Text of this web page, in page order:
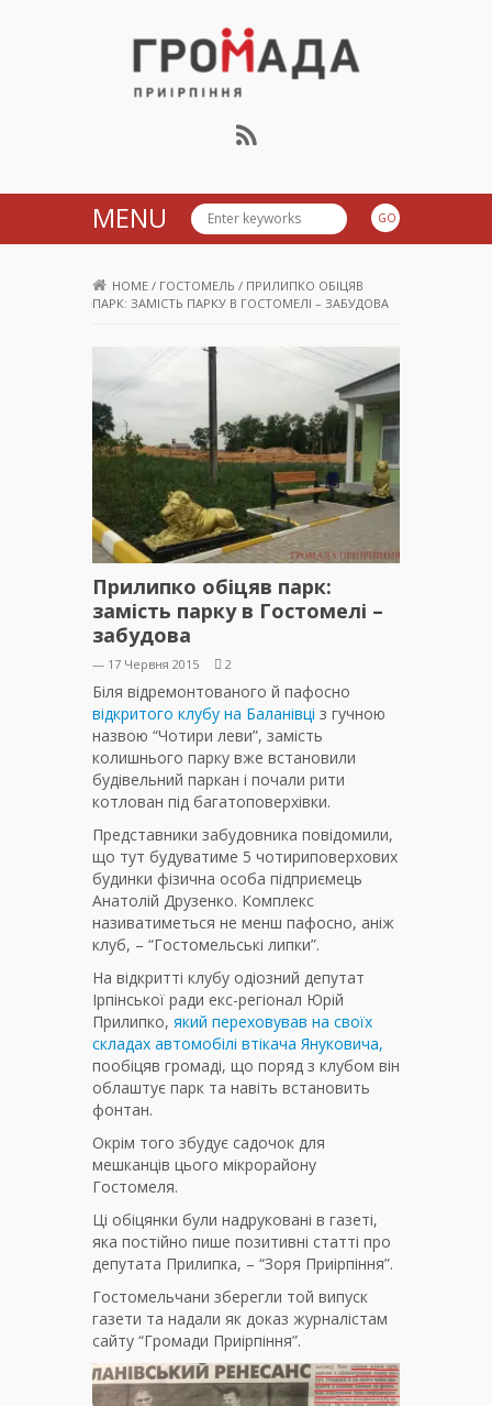
Громада Приірпіння
MENU
HOME / ГОСТОМЕЛЬ / ПРИЛИПКО ОБІЦЯВ
ПАРК: ЗАМІСТЬ ПАРКУ В ГОСТОМЕЛІ – ЗАБУДОВА
Прилипко обіцяв парк:
замість парку в Гостомелі –
забудова
— 17 Червня 2015 2
Біля відремонтованого й пафосно
відкритого клубу на Баланівці з гучною
назвою “Чотири леви”, замість
колишнього парку вже встановили
будівельний паркан і почали рити
котлован під багатоповерхівки.
Представники забудовника повідомили,
що тут будуватиме 5 чотириповерхових
будинки фізична особа підприємець
Анатолій Друзенко. Комплекс
називатиметься не менш пафосно, аніж
клуб, – “Гостомельські липки”.
На відкритті клубу одіозний депутат
Ірпінської ради екс-регіонал Юрій
Прилипко, який переховував на своїх
складах автомобілі втікача Януковича,
пообіцяв громаді, що поряд з клубом він
облаштує парк та навіть встановить
фонтан.
Окрім того збудує садочок для
мешканців цього мікрорайону
Гостомеля.
Ці обіцянки були надруковані в газеті,
яка постійно пише позитивні статті про
депутата Прилипка, – “Зоря Приірпіння”.
Гостомельчани зберегли той випуск
газети та надали як доказ журналістам
сайту “Громади Приірпіння”.